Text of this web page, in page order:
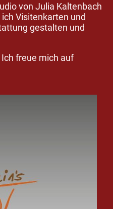
von Julia Kaltenbach
Visitenkarten und
gestalten und
freue mich auf